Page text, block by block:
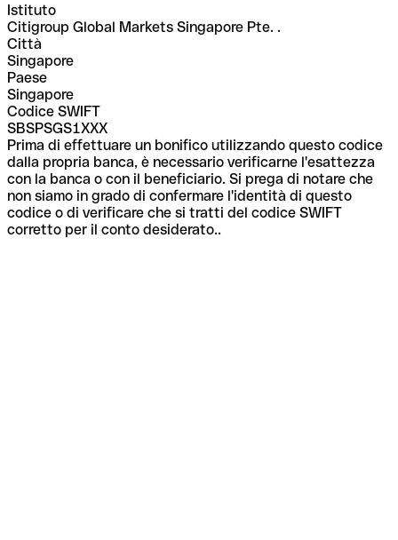
Istituto
Citigroup Global Markets Singapore Pte. .
Città
Singapore
Paese
Singapore
Codice SWIFT
SBSPSGS1XXX
Prima di effettuare un bonifico utilizzando questo codice
dalla propria banca, è necessario verificarne l'esattezza
con la banca o con il beneficiario. Si prega di notare che
non siamo in grado di confermare l'identità di questo
codice o di verificare che si tratti del codice SWIFT
corretto per il conto desiderato..